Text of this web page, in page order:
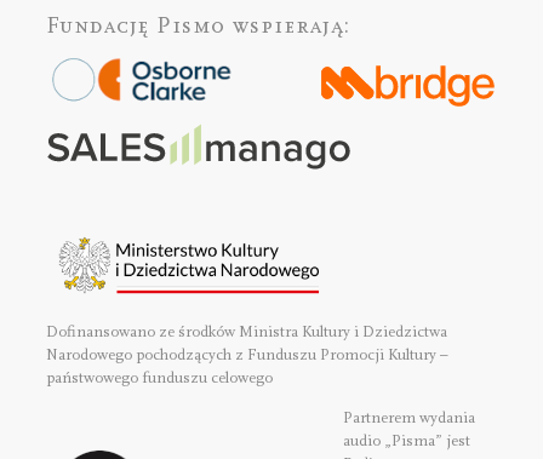
Fundację Pismo wspierają:
Dofinansowano ze środków Ministra Kultury i Dziedzictwa
Narodowego pochodzących z Funduszu Promocji Kultury –
państwowego funduszu celowego
Partnerem wydania
audio „Pisma” jest